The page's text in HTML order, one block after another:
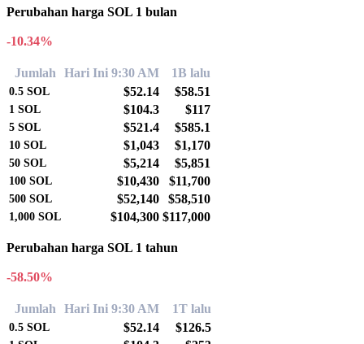
Perubahan harga SOL 1 bulan
-10.34%
Jumlah Hari Ini 9:30 AM 1B lalu
0.5 SOL $52.14 $58.51
1 SOL $104.3 $117
5 SOL $521.4 $585.1
10 SOL $1,043 $1,170
50 SOL $5,214 $5,851
100 SOL $10,430 $11,700
500 SOL $52,140 $58,510
1,000 SOL $104,300 $117,000
Perubahan harga SOL 1 tahun
-58.50%
Jumlah Hari Ini 9:30 AM 1T lalu
0.5 SOL $52.14 $126.5